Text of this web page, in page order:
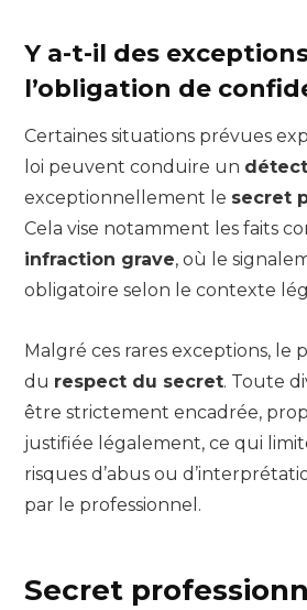
Y a-t-il des
l’obligation de
Certaines situations prévues
loi peuvent conduire un
exceptionnellement le secret
Cela vise notamment les faits
infraction grave, où le
obligatoire selon le contexte
Malgré ces rares exceptions, le
du respect du secret. Toute
être strictement encadrée,
justifiée légalement, ce qui
risques d’abus ou
par le professionnel.
Secret